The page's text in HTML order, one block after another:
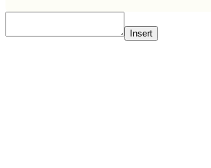
Insert